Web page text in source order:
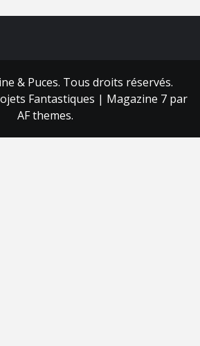
& Puces. Tous droits réservés.
Fantastiques | Magazine 7 par
AF themes.